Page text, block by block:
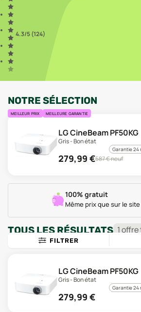
4.3/5 (124)
NOTRE SÉLECTION
MEILLEUR PRIX MEILLEURE GARANTIE
LG CineBeam PF50KG
Gris - Bon état
Garantie 24
279,99 €587€ neuf
100% gratuit
Même prix que sur le
TOUS LES RÉSULTATS 1offre
FILTRER
LG CineBeam PF50KG
Gris - Bon état
Garantie 24
279,99 €